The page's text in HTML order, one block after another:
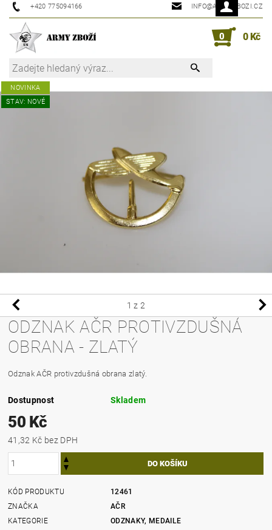
+420 775094166 INFO@ARMYZBOZI.CZ
0 0 Kč
NOVINKA
STAV: NOVÉ
1 z 2
ODZNAK AČR PROTIVZDUŠNÁ
OBRANA - ZLATÝ
Odznak AČR protivzdušná obrana zlatý.
Dostupnost Skladem
50 Kč
41,32 Kč bez DPH
KÓD PRODUKTU
12461
ZNAČKA
AČR
KATEGORIE
ODZNAKY, MEDAILE